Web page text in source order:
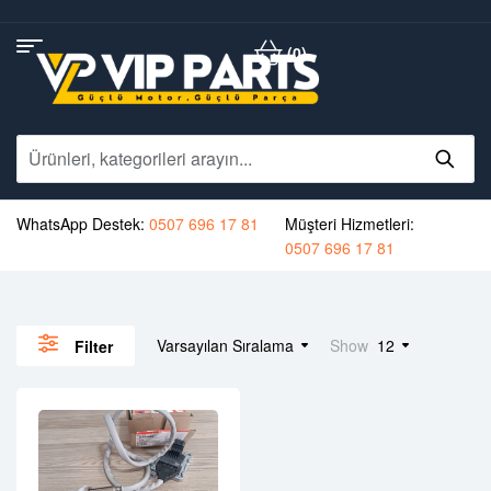
(0)
WhatsApp Destek: 0507 696 17 81
Müşteri Hizmetleri:
0507 696 17 81
Filter Varsayılan Sıralama Show 12